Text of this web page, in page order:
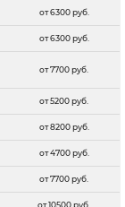
от 6300 руб.
от 6300 руб.
от 7700 руб.
от 5200 руб.
от 8200 руб.
от 4700 руб.
от 7700 руб.
от 10500 руб.